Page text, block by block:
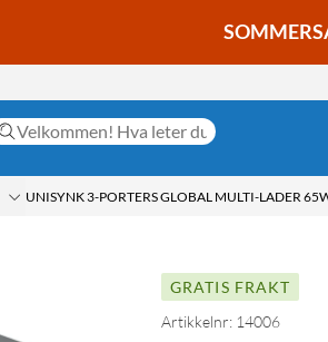
UNISYNK 3-PORTERS GLOBAL MULTI-LADER
GRATIS FRAKT
Artikkelnr: 14006